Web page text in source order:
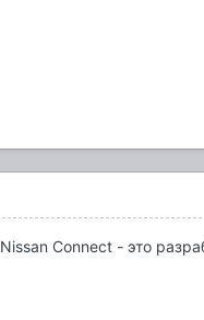
Connect - это